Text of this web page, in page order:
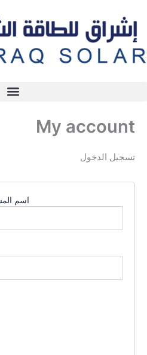
إلى
المحتوى
My account
تسجيل الدخول
اسم